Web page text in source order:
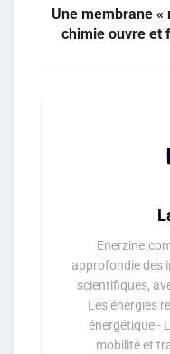
Une membrane «
chimie ouvre et
approfondie des
scientifiques,
Les énergies
énergétique -
mobilité et